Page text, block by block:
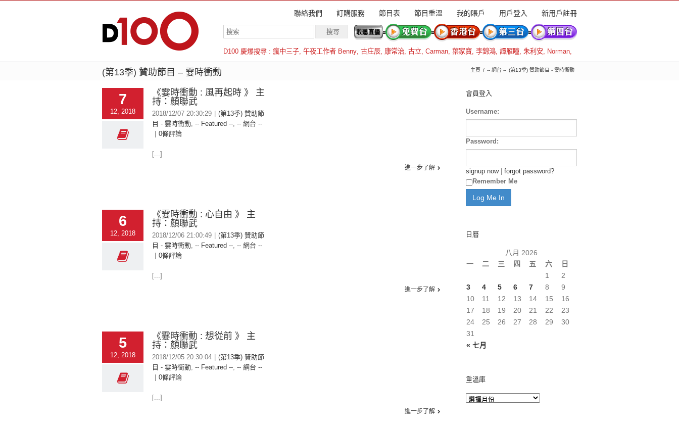
聯絡我們 訂購服務 節目表 節目重溫 我的賬戶 用戶登入 新用戶註冊
D100 慶爆搜尋 : 瘋中三子, 午夜工作者 Benny, 古庄辰, 康常治, 古立, Carman, 葉家寶, 李錦鴻, 譚雁瞳, 朱利安, Norman,
羅倫斯
(第13季) 贊助節目 – 霎時衝動 主頁 -- 網台 -- (第13季) 贊助節目 - 霎時衝動
7
12, 2018
《霎時衝動 : 風再起時 》 主
持：顏聯武
2018/12/07 20:30:29
(第13季) 贊助節
目 - 霎時衝動, -- Featured --, -- 網台 --
0條評論
[...]
進一步了解
6
12, 2018
《霎時衝動 : 心自由 》 主
持：顏聯武
2018/12/06 21:00:49
(第13季) 贊助節
目 - 霎時衝動, -- Featured --, -- 網台 --
0條評論
[...]
進一步了解
5
12, 2018
《霎時衝動 : 想從前 》 主
持：顏聯武
2018/12/05 20:30:04
(第13季) 贊助節
目 - 霎時衝動, -- Featured --, -- 網台 --
0條評論
[...]
進一步了解
會員登入
Username:
Password:
signup now| forgot password?
Remember Me
日曆
八月 2026
一
二 三 四 五 六 日
« 七月
1
2
3
4 5 6 7 8
9
10
11 12 13 14 15
16
17
18 19 20 21 22
23
24
25 26 27 28 29
30
31
重溫庫